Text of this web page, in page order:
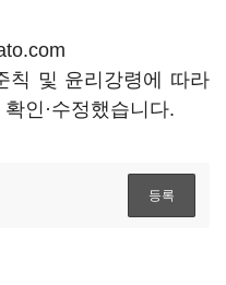
칙 및 윤리강령에 따라
인·수정했습니다.